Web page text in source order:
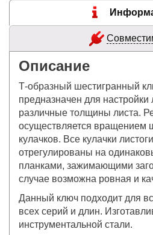
Описание
Т-образный шестигранный
предназначен для настройки
различные толщины листа.
осуществляется вращением
кулачков. Все кулачки
отрегулированы на
планками, зажимающими
случае возможна ровная и
Данный ключ подходит для
всех серий и длин.
инструментальной стали.